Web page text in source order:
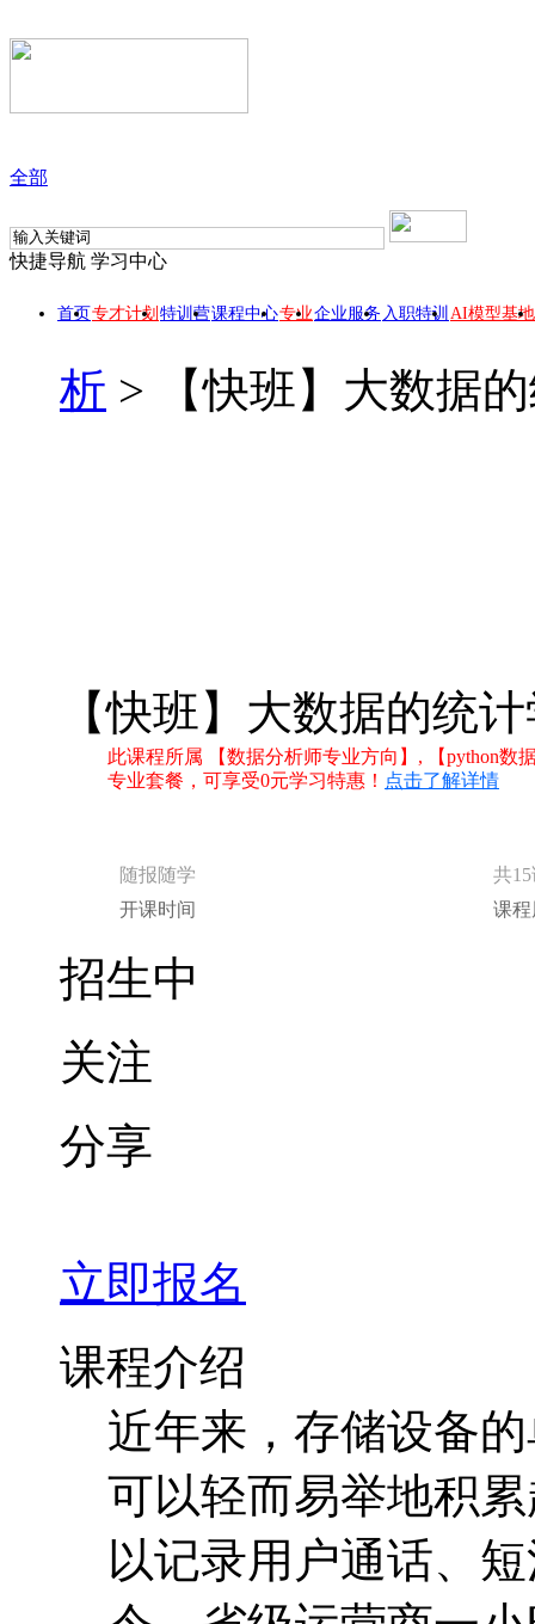
全部
快捷导航 学习中心
首页专才计划 特训营课程中心专业企业服务 入职特训 AI模型基地
析 > 【快班】大数据
【快班】大数据的统
此课程所属 【数据分析师专业方向】, 【python
专业套餐，可享受0元学习特惠！ 点击了解详情
随报随学
共
开课时间
课
招生中
关注
分享
立即报名
课程介绍
近年来，存储设备
可以轻而易举地积
以记录用户通话、